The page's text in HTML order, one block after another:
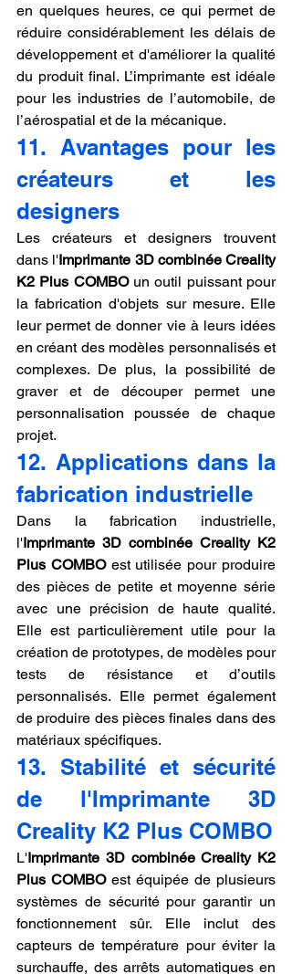
en quelques heures, ce qui permet de
réduire considérablement les délais de
développement et d'améliorer la qualité
du produit final. L’imprimante est idéale
pour les industries de l’automobile, de
l’aérospatial et de la mécanique.
11. Avantages pour les
créateurs et les
designers
Les créateurs et designers trouvent
dans l'Imprimante 3D combinée Creality
K2 Plus COMBO un outil puissant pour
la fabrication d'objets sur mesure. Elle
leur permet de donner vie à leurs idées
en créant des modèles personnalisés et
complexes. De plus, la possibilité de
graver et de découper permet une
personnalisation poussée de chaque
projet.
12. Applications dans la
fabrication industrielle
Dans la fabrication industrielle,
l'Imprimante 3D combinée Creality K2
Plus COMBO est utilisée pour produire
des pièces de petite et moyenne série
avec une précision de haute qualité.
Elle est particulièrement utile pour la
création de prototypes, de modèles pour
tests de résistance et d’outils
personnalisés. Elle permet également
de produire des pièces finales dans des
matériaux spécifiques.
13. Stabilité et sécurité
de l'Imprimante 3D
Creality K2 Plus COMBO
L'Imprimante 3D combinée Creality K2
Plus COMBO est équipée de plusieurs
systèmes de sécurité pour garantir un
fonctionnement sûr. Elle inclut des
capteurs de température pour éviter la
surchauffe, des arrêts automatiques en